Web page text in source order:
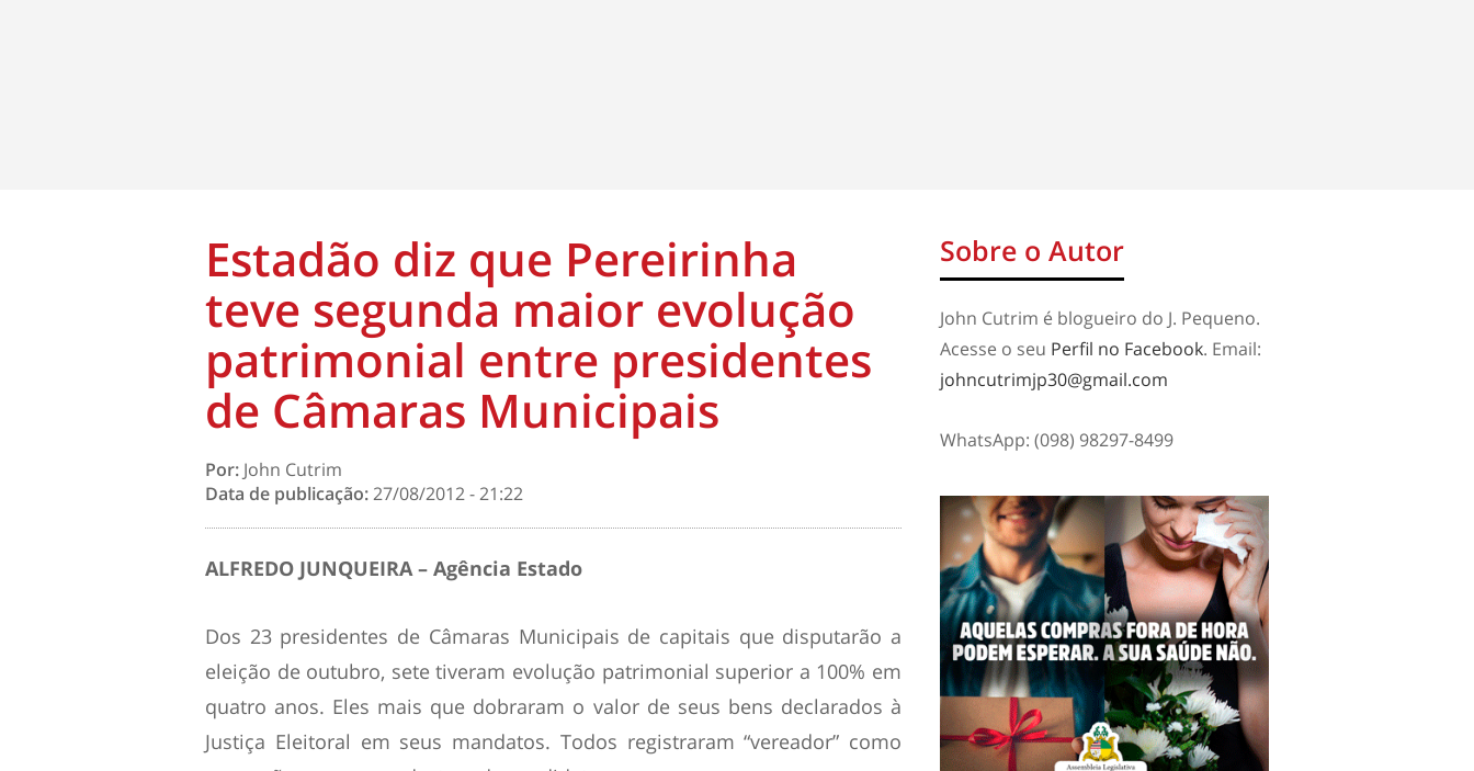
Estadão diz que Pereirinha
teve segunda maior evolução
patrimonial entre presidentes
de Câmaras Municipais
Por: John Cutrim
Data de publicação:27/08/2012 - 21:22
ALFREDO JUNQUEIRA – Agência Estado
Dos 23 presidentes de Câmaras Municipais de capitais que disputarão a
eleição de outubro, sete tiveram evolução patrimonial superior a 100% em
quatro anos. Eles mais que dobraram o valor de seus bens declarados à
Justiça Eleitoral em seus mandatos. Todos registraram “vereador” como
Sobre o Autor
John Cutrim é blogueiro do J. Pequeno.
Acesse o seu Perfil no Facebook. Email:
johncutrimjp30@gmail.com
WhatsApp: (098) 98297-8499